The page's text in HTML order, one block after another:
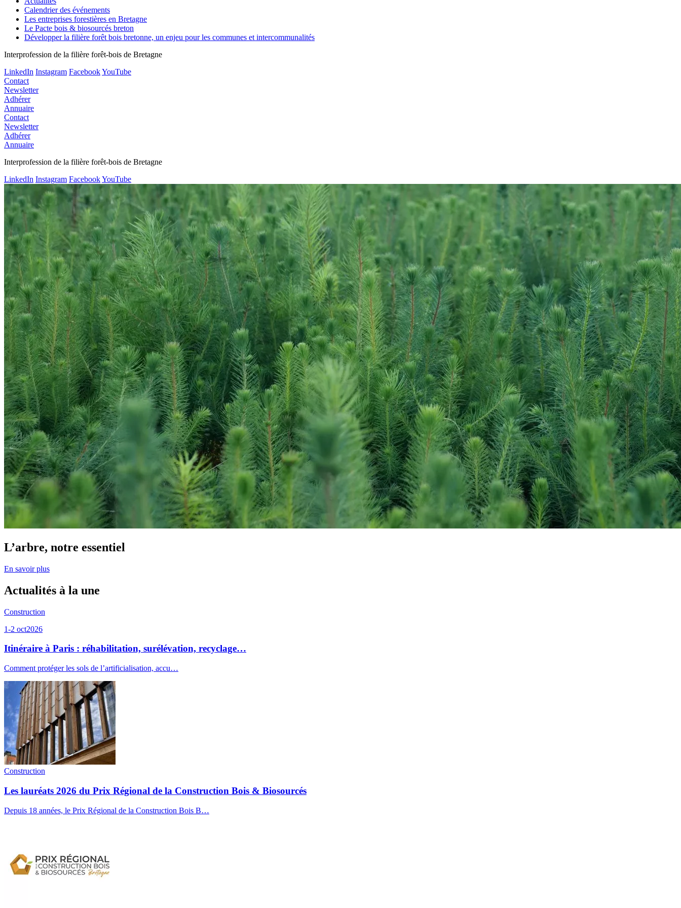
Calendrier des événements
Les entreprises forestières en Bretagne
Le Pacte bois & biosourcés breton
Développer la filière forêt bois bretonne, un enjeu pour les communes et intercommunalités
Interprofession de la filière forêt-bois de Bretagne
LinkedIn Instagram FacebookYouTube
Contact
Newsletter
Adhérer
Annuaire
Contact
Newsletter
Adhérer
Annuaire
Interprofession de la filière forêt-bois de Bretagne
LinkedIn Instagram FacebookYouTube
L’arbre, notre essentiel
En savoir plus
Actualités à la une
Construction
1-2 oct2026
Itinéraire à Paris : réhabilitation, surélévation, recyclage…
Comment protéger les sols de l’artificialisation, accu…
Construction
Les lauréats 2026 du Prix Régional de la Construction Bois & Biosourcés
Depuis 18 années, le Prix Régional de la Construction Bois B…